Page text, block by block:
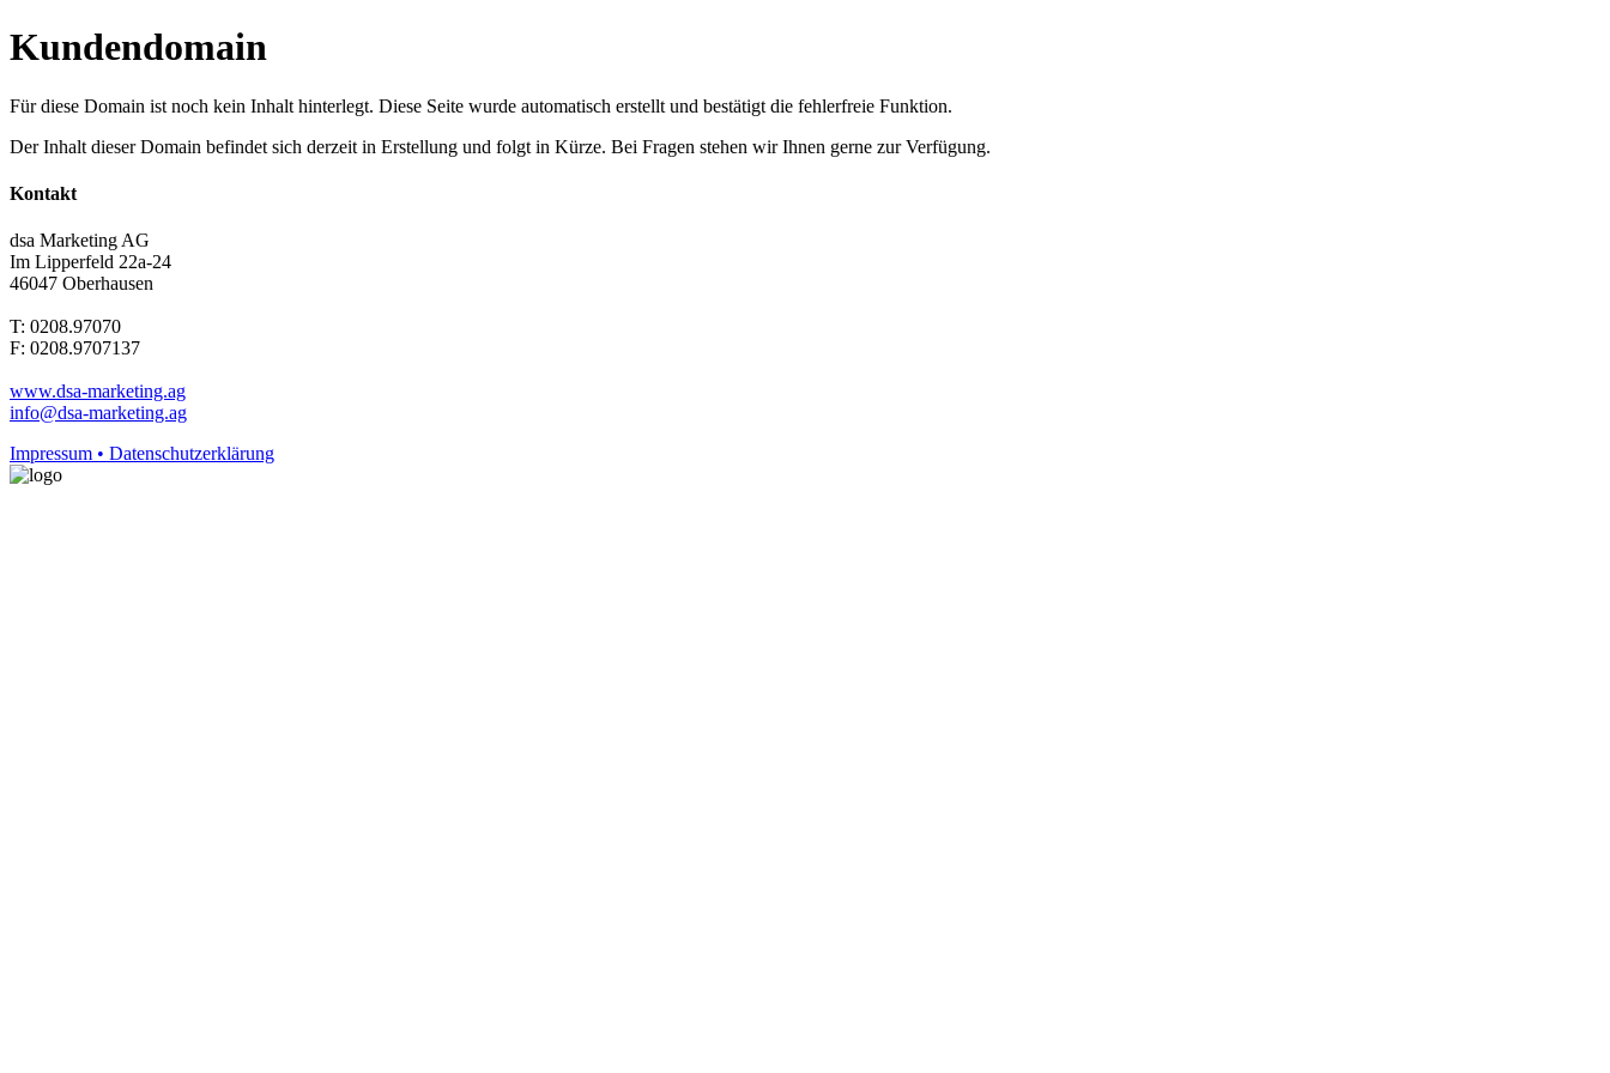
Kundendomain
Für diese Domain ist noch kein Inhalt hinterlegt. Diese Seite wurde automatisch erstellt und bestätigt die fehlerfreie Funktion.
Der Inhalt dieser Domain befindet sich derzeit in Erstellung und folgt in Kürze. Bei Fragen stehen wir Ihnen gerne zur Verfügung.
Kontakt
dsa Marketing AG
Im Lipperfeld 22a-24
46047 Oberhausen
T: 0208.97070
F: 0208.9707137
www.dsa-marketing.ag
info@dsa-marketing.ag
Impressum • Datenschutzerklärung